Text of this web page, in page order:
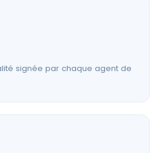
signée par chaque agent de